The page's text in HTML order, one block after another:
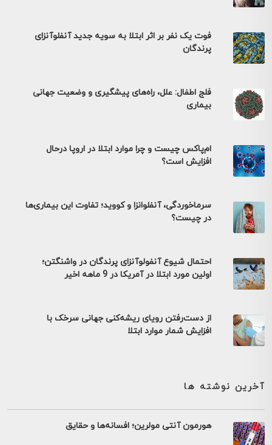
فوت یک نفر بر اثر ابتلا به سویه جدید آنفلوآنزای
پرندگان
فلج اطفال: علل، راه‌های پیشگیری و وضعیت جهانی
بیماری
ام‌پاکس چیست و چرا موارد ابتلا در اروپا درحال
افزایش است؟
سرماخوردگی، آنفلوانزا و کووید؛ تفاوت این بیماری‌ها
در چیست؟
احتمال شیوع آنفولوآنزای پرندگان در واشنگتن؛
اولین مورد ابتلا در آمریکا در 9 ماهه اخیر
از دست‌رفتن رویای ریشه‌کنی جهانی سرخک با
افزایش شمار موارد ابتلا
آخرین نوشته ها
هورمون آنتی مولرین؛ افسانه‌ها و حقایق